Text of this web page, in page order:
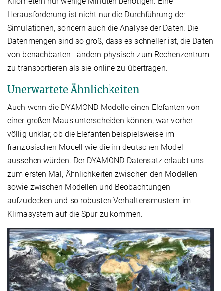
Herausforderung ist nicht nur die Durchführung der
Simulationen, sondern auch die Analyse der Daten. Die
Datenmengen sind so groß, dass es schneller ist, die Daten
von benachbarten Ländern physisch zum Rechenzentrum
zu transportieren als sie online zu übertragen.
Unerwartete Ähnlichkeiten
Auch wenn die DYAMOND-Modelle einen Elefanten von
einer großen Maus unterscheiden können, war vorher
völlig unklar, ob die Elefanten beispielsweise im
französischen Modell wie die im deutschen Modell
aussehen würden. Der DYAMOND-Datensatz erlaubt uns
zum ersten Mal, Ähnlichkeiten zwischen den Modellen
sowie zwischen Modellen und Beobachtungen
aufzudecken und so robusten Verhaltensmustern im
Klimasystem auf die Spur zu kommen.